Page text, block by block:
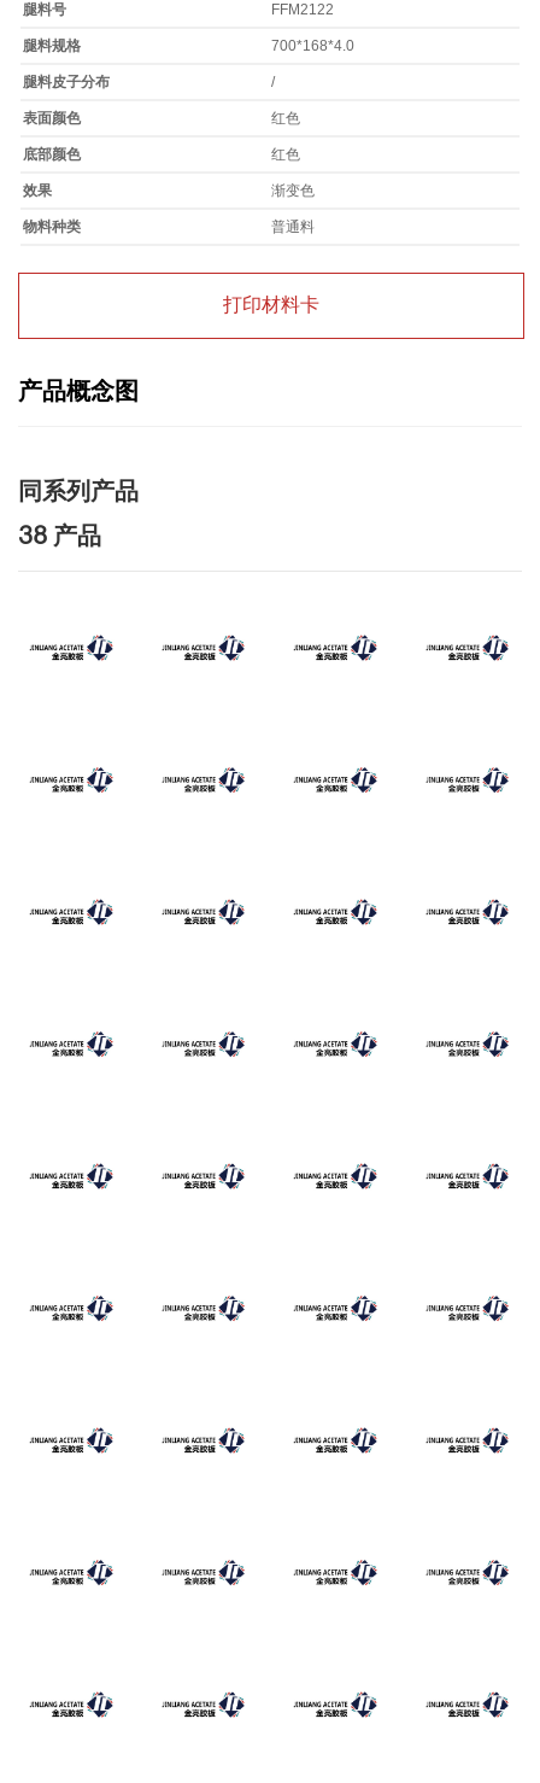
腿料号 FFM2122
腿料规格 700*168*4.0
腿料皮子分布 /
表面颜色 红色
底部颜色 红色
效果 渐变色
物料种类 普通料
打印材料卡
产品概念图
同系列产品
38 产品